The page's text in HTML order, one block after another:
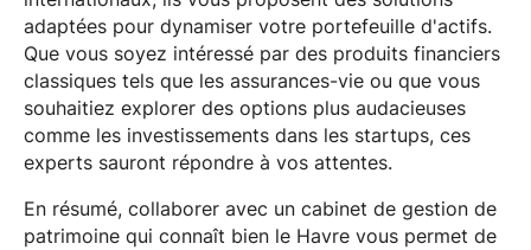
adaptées pour dynamiser votre portefeuille d'actifs.
Que vous soyez intéressé par des produits financiers
classiques tels que les assurances-vie ou que vous
souhaitiez explorer des options plus audacieuses
comme les investissements dans les startups, ces
experts sauront répondre à vos attentes.
En résumé, collaborer avec un cabinet de gestion de
patrimoine qui connaît bien le Havre vous permet de